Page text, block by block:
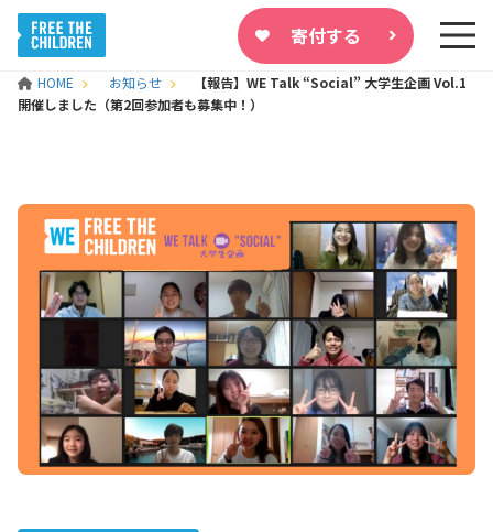
寄付する
HOME お知らせ
【報告】WE Talk “Social” 大学生企画 Vol.1
開催しました（第2回参加者も募集中！）